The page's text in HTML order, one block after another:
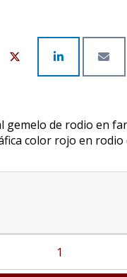
gemelo de rodio en
color rojo en rodio